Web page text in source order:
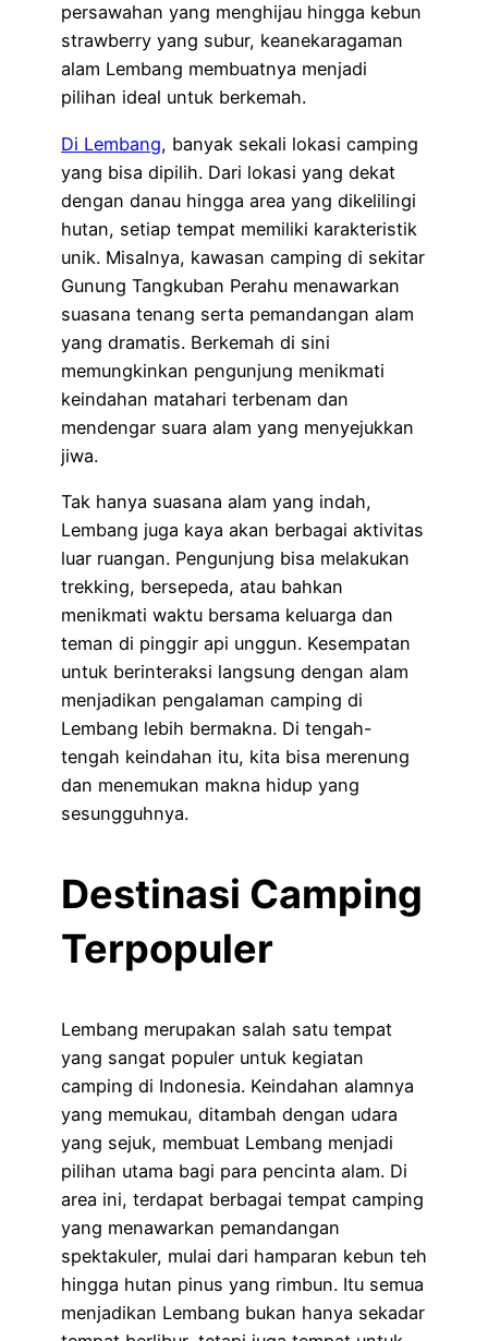
persawahan yang menghijau hingga kebun
strawberry yang subur, keanekaragaman
alam Lembang membuatnya menjadi
pilihan ideal untuk berkemah.
Di Lembang, banyak sekali lokasi camping
yang bisa dipilih. Dari lokasi yang dekat
dengan danau hingga area yang dikelilingi
hutan, setiap tempat memiliki karakteristik
unik. Misalnya, kawasan camping di sekitar
Gunung Tangkuban Perahu menawarkan
suasana tenang serta pemandangan alam
yang dramatis. Berkemah di sini
memungkinkan pengunjung menikmati
keindahan matahari terbenam dan
mendengar suara alam yang menyejukkan
jiwa.
Tak hanya suasana alam yang indah,
Lembang juga kaya akan berbagai aktivitas
luar ruangan. Pengunjung bisa melakukan
trekking, bersepeda, atau bahkan
menikmati waktu bersama keluarga dan
teman di pinggir api unggun. Kesempatan
untuk berinteraksi langsung dengan alam
menjadikan pengalaman camping di
Lembang lebih bermakna. Di tengah-
tengah keindahan itu, kita bisa merenung
dan menemukan makna hidup yang
sesungguhnya.
Destinasi Camping
Terpopuler
Lembang merupakan salah satu tempat
yang sangat populer untuk kegiatan
camping di Indonesia. Keindahan alamnya
yang memukau, ditambah dengan udara
yang sejuk, membuat Lembang menjadi
pilihan utama bagi para pencinta alam. Di
area ini, terdapat berbagai tempat camping
yang menawarkan pemandangan
spektakuler, mulai dari hamparan kebun teh
hingga hutan pinus yang rimbun. Itu semua
menjadikan Lembang bukan hanya sekadar